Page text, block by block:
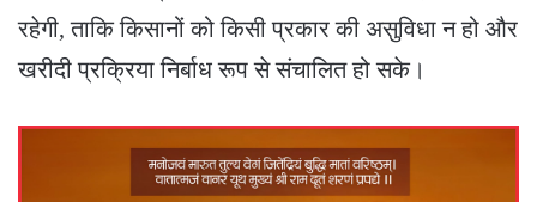
रहेगी, ताकि किसानों को किसी प्रकार की असुविधा न हो और
खरीदी प्रक्रिया निर्बाध रूप से संचालित हो सके।